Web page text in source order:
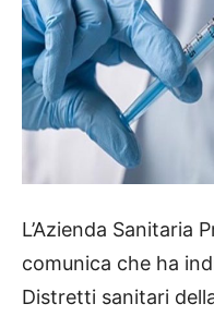
L’Azienda Sanitaria
comunica che ha
Distretti sanitari